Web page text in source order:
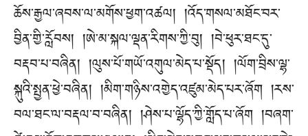
ཆོས་རྒྱལ་ཞབས་ལ་མགོས་ཕྱག་འཚལ། །འོད་གསལ་མཐོང་བར་
བྱིན་གྱི་རློབས། །ཨེ་མ་སྐལ་ལྡན་རིགས་ཀྱི་བུ། །བེ་ཕུར་ཐང་དུ་
བརྡབ་པ་བཞིན། །ལུས་པོ་གཡོ་འགུལ་མེད་པ་སྡོད། །ལོག་བྲིས་ལྷ་
སྐུའི་སྤྱན་ཕྱེ་བཞིན། །མིག་གཉིས་འགྱེད་འཛུམ་མེད་པར་ཞོག །རས་
བལ་ཐང་ལ་བརྡལ་བ་བཞིན། །ཤེས་པ་ལྷོད་ཀྱི་གློད་པ་ཞོག །བཞག་